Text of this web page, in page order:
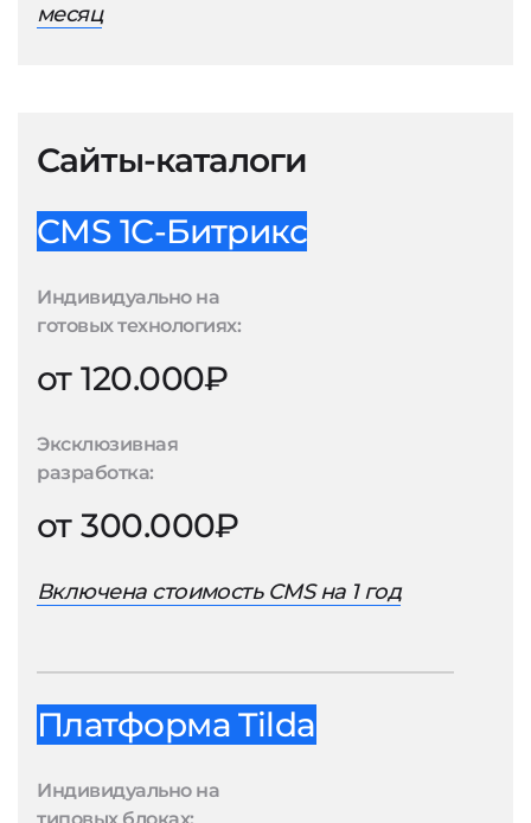
месяц
Сайты-каталоги
CMS 1С-Битрикс
Индивидуально на
готовых технологиях:
от 120.000₽
Эксклюзивная
разработка:
от 300.000₽
Включена стоимость CMS на 1 год
Платформа Tilda
Индивидуально на